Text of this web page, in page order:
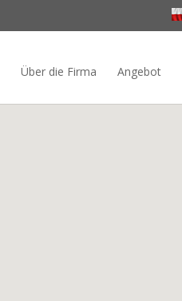
Über die Firma Angebot